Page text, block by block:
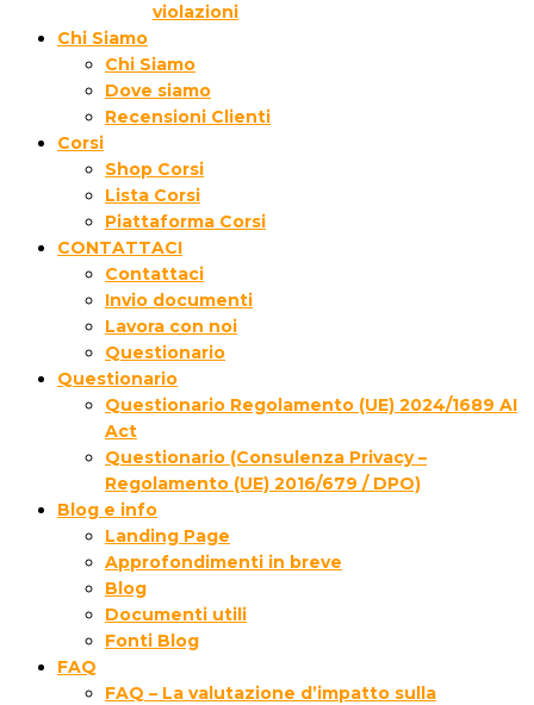
violazioni
Chi Siamo
Chi Siamo
Dove siamo
Recensioni Clienti
Corsi
Shop Corsi
Lista Corsi
Piattaforma Corsi
CONTATTACI
Contattaci
Invio documenti
Lavora con noi
Questionario
Questionario
Questionario Regolamento (UE) 2024/1689 AI
Act
Questionario (Consulenza Privacy –
Regolamento (UE) 2016/679 / DPO)
Blog e info
Landing Page
Approfondimenti in breve
Blog
Documenti utili
Fonti Blog
FAQ
FAQ – La valutazione d’impatto sulla